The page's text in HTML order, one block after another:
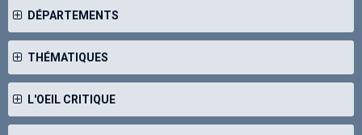
DÉPARTEMENTS
THÉMATIQUES
L'OEIL CRITIQUE